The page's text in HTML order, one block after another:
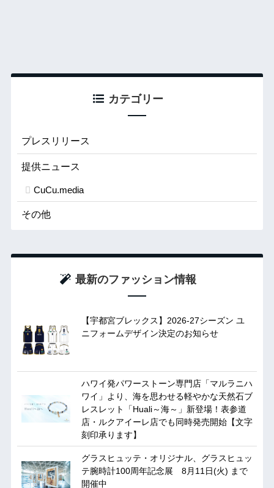
カテゴリー
プレスリリース
提供ニュース
CuCu.media
その他
最新のファッション情報
【宇都宮ブレックス】2026-27シーズン ユ
ニフォームデザイン決定のお知らせ
ハワイ発パワーストーン専門店「マルラニハ
ワイ」より、海を思わせる軽やかな天然石ブ
レスレット「Huali～海～」新登場！表参道
店・ルクアイーレ店でも同時発売開始【文字
刻印承ります】
グラスヒュッテ・オリジナル、グラスヒュッ
テ腕時計100周年記念展 8月11日(火) まで
開催中